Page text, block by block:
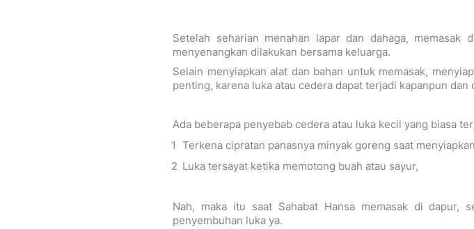
Setelah seharian menahan lapar dan dahaga,
menyenangkan dilakukan bersama keluarga.
Selain menyiapkan alat dan bahan untuk memasak,
penting, karena luka atau cedera dapat terjadi kapanpun
Ada beberapa penyebab cedera atau luka kecil yang biasa
Terkena cipratan panasnya minyak goreng saat
Luka tersayat ketika memotong buah atau sayur,
Nah, maka itu saat Sahabat Hansa memasak di dapur,
penyembuhan luka ya.